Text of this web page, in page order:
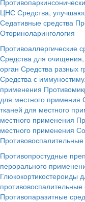
ЦНС Средства,
Седативные средства
Оториноларингология
Противоаллергические
Средства для
орган Средства разных
Средства с
применения
для местного примения
тканей для местного
местного применения
местного применения
Противовоспалительные
Противопростудные
перорального
Глюкокортикостероиды
противовоспалительные
Противопаразитные